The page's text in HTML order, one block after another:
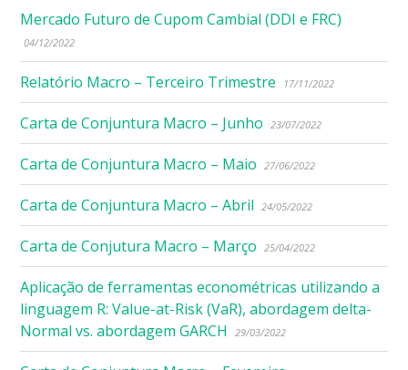
Mercado Futuro de Cupom Cambial (DDI e FRC)
04/12/2022
Relatório Macro – Terceiro Trimestre 17/11/2022
Carta de Conjuntura Macro – Junho 23/07/2022
Carta de Conjuntura Macro – Maio 27/06/2022
Carta de Conjuntura Macro – Abril 24/05/2022
Carta de Conjutura Macro – Março 25/04/2022
Aplicação de ferramentas econométricas utilizando a
linguagem R: Value-at-Risk (VaR), abordagem delta-
Normal vs. abordagem GARCH
29/03/2022